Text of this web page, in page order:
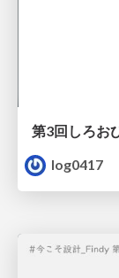
第3回しろお
log0417